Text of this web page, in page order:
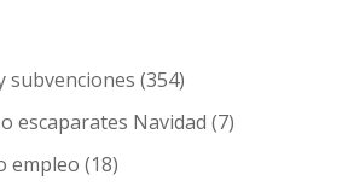
subvenciones (354)
escaparates Navidad (7)
empleo (18)